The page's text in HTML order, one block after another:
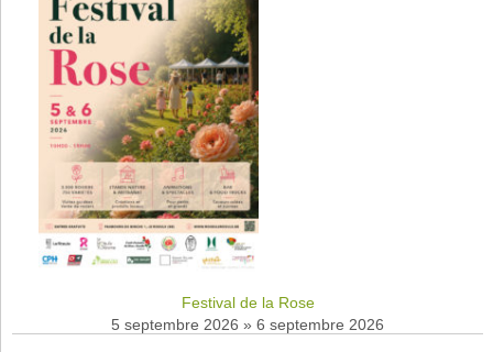
Festival de la Rose
5 septembre 2026 » 6 septembre 2026